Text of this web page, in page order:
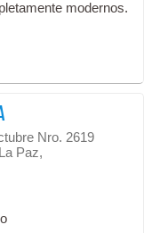
modernos.
Nro. 2619
Paz,